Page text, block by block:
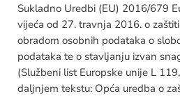
Sukladno Uredbi (EU) 2016/679
vijeća od 27. travnja 2016. o
obradom osobnih podataka o
podataka te o stavljanju izvan
(Službeni list Europske unije L
daljnjem tekstu: Opća uredba o